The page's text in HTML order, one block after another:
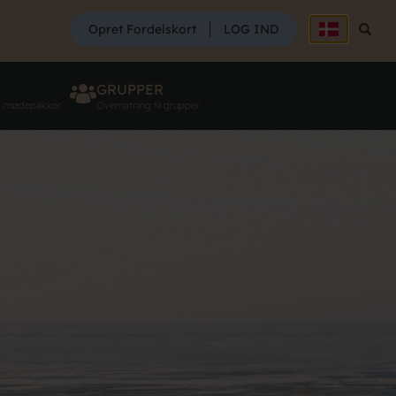
SØG
Søg
Opret Fordelskort LOG IND
mødepakker
GRUPPER
Overnatning til grupper